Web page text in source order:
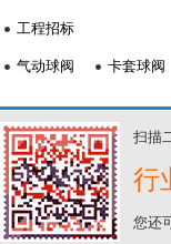
工程招标
气动球阀 卡套球阀
扫描
行
您还